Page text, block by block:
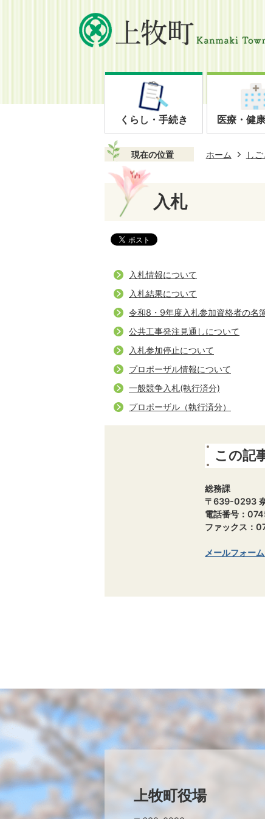
くらし・手続き 医療・健
現在の位置 ホーム し
入札
入札情報について
入札結果について
令和8・9年度入札参加資格者の名
公共工事発注見通しについて
入札参加停止について
プロポーザル情報について
一般競争入札(執行済分)
プロポーザル（執行済分）
この記
総務課
〒639-0293
電話番号：
ファックス：
メールフォー
上牧町役場